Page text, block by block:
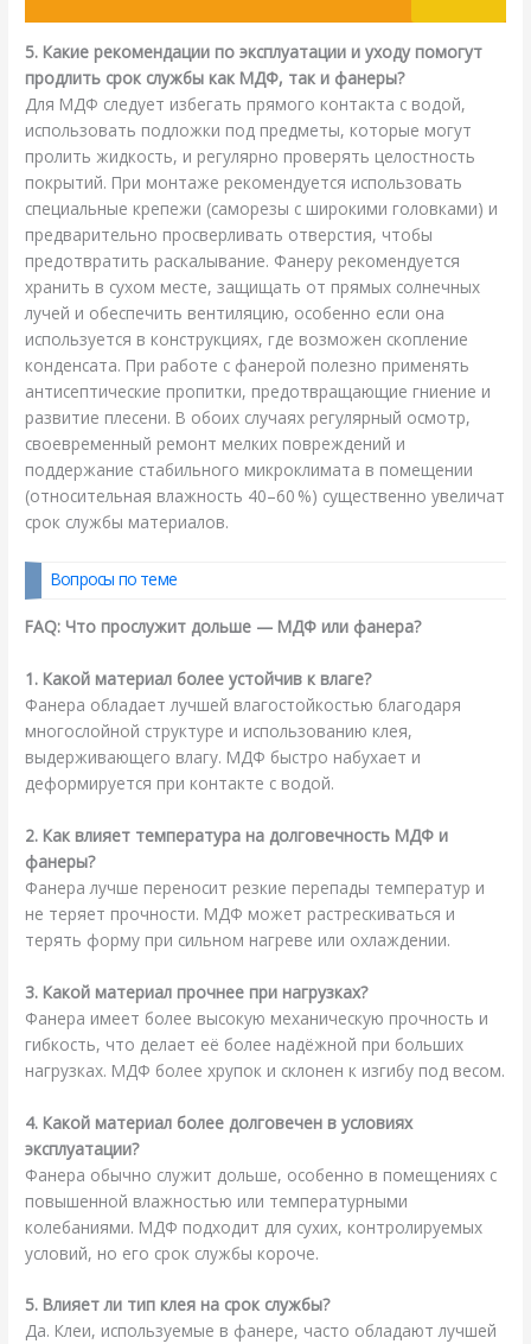
5. Какие рекомендации по эксплуатации и уходу помогут
продлить срок службы как МДФ, так и фанеры?
Для МДФ следует избегать прямого контакта с водой,
использовать подложки под предметы, которые могут
пролить жидкость, и регулярно проверять целостность
покрытий. При монтаже рекомендуется использовать
специальные крепежи (саморезы с широкими головками) и
предварительно просверливать отверстия, чтобы
предотвратить раскалывание. Фанеру рекомендуется
хранить в сухом месте, защищать от прямых солнечных
лучей и обеспечить вентиляцию, особенно если она
используется в конструкциях, где возможен скопление
конденсата. При работе с фанерой полезно применять
антисептические пропитки, предотвращающие гниение и
развитие плесени. В обоих случаях регулярный осмотр,
своевременный ремонт мелких повреждений и
поддержание стабильного микроклимата в помещении
(относительная влажность 40–60 %) существенно увеличат
срок службы материалов.
Вопросы по теме
FAQ: Что прослужит дольше — МДФ или фанера?
1. Какой материал более устойчив к влаге?
Фанера обладает лучшей влагостойкостью благодаря
многослойной структуре и использованию клея,
выдерживающего влагу. МДФ быстро набухает и
деформируется при контакте с водой.
2. Как влияет температура на долговечность МДФ и
фанеры?
Фанера лучше переносит резкие перепады температур и
не теряет прочности. МДФ может растрескиваться и
терять форму при сильном нагреве или охлаждении.
3. Какой материал прочнее при нагрузках?
Фанера имеет более высокую механическую прочность и
гибкость, что делает её более надёжной при больших
нагрузках. МДФ более хрупок и склонен к изгибу под весом.
4. Какой материал более долговечен в условиях
эксплуатации?
Фанера обычно служит дольше, особенно в помещениях с
повышенной влажностью или температурными
колебаниями. МДФ подходит для сухих, контролируемых
условий, но его срок службы короче.
5. Влияет ли тип клея на срок службы?
Да. Клеи, используемые в фанере, часто обладают лучшей